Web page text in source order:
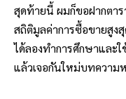
สุดท้ายนี้ ผมก็ขอฝากตาร
สถิติมูลค่าการซื้อขายสูง
ได้ลองทำการศึกษาและ
แล้วเจอกันใหม่บทความ